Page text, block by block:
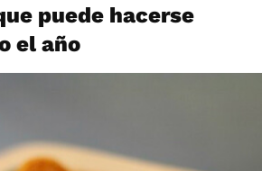
puede hacerse
el año